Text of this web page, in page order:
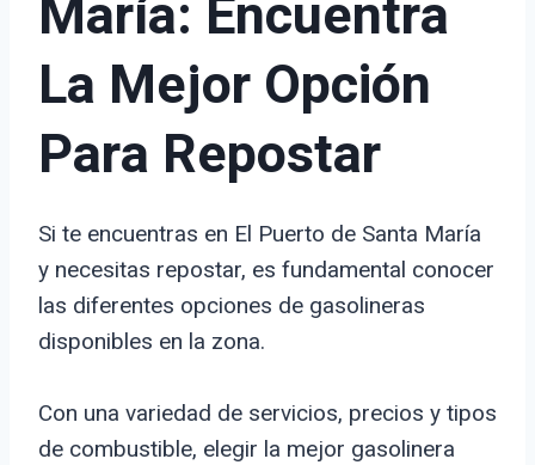
María: Encuentra
La Mejor Opción
Para Repostar
Si te encuentras en El Puerto de Santa María
y necesitas repostar, es fundamental conocer
las diferentes opciones de gasolineras
disponibles en la zona.
Con una variedad de servicios, precios y tipos
de combustible, elegir la mejor gasolinera